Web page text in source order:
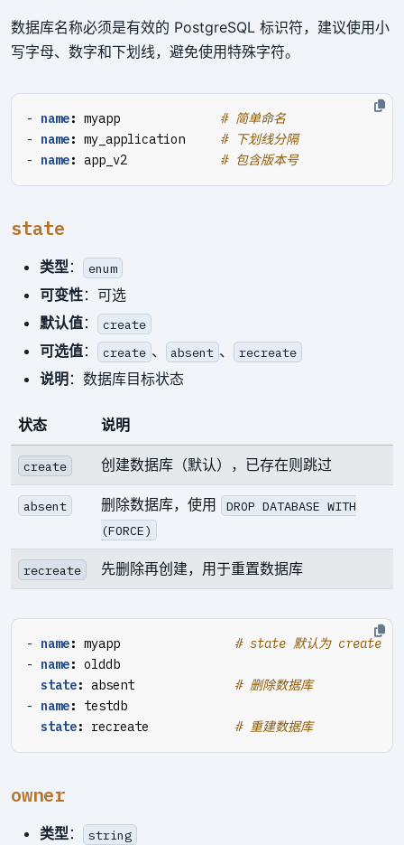
数据库名称必须是有效的 PostgreSQL 标识符，建议使用小
写字母、数字和下划线，避免使用特殊字符。
- name: myapp
# 简单命名
- name: my_application
# 下划线分隔
- name: app_v2 # 包含版本号
state
类型： enum
可变性：可选
默认值： create
可选值： create 、 absent 、 recreate
说明 ：数据库目标状态
状态 说明
create 创建数据库（默认），已存在则跳过
absent 删除数据库，使用
DROP DATABASE WITH
(FORCE)
recreate 先删除再创建，用于重置数据库
- name: myapp
# state 默认为 create
- name: olddb
state: absent
# 删除数据库
- name:
testdb
state: recreate # 重建数据库
owner
类型： string